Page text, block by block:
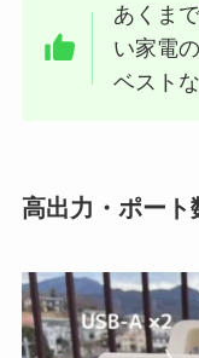
あくま
い家電
ベスト
高出力・ポート